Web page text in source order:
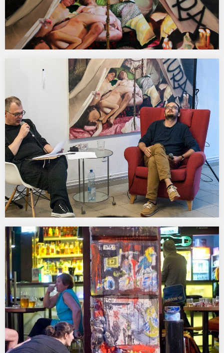
HABITAT. MS 44 – Wyspa.
MS 44 Wyspa HABITAT | DOM JAKO PRZESTRZEŃ MITU, POCZĄTEK
NARRACJI LUB TEŻ JEJ KONIEC. DOM…
MIEJSCA LITERATURY na wystawie HABITAT
SPOTKANIA AUTORSKIE – W ramach projektu zostanie
zrealizowany cykl spotkań z renomowanymi pisarzami i
pisarkami, którzy…